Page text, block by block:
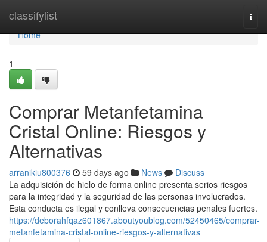
classifylist
Home
Home
1
Comprar Metanfetamina
Cristal Online: Riesgos y
Alternativas
arranikiu800376 59 days ago News
Discuss
La adquisición de hielo de forma online presenta serios riesgos
para la integridad y la seguridad de las personas involucrados.
Esta conducta es ilegal y conlleva consecuencias penales fuertes.
https://deborahfqaz601867.aboutyoublog.com/52450465/comprar-
metanfetamina-cristal-online-riesgos-y-alternativas